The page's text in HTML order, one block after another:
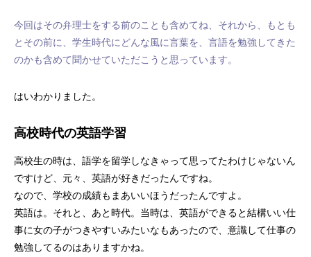
今回はその弁理士をする前のことも含めてね、それから、もとも
とその前に、学生時代にどんな風に言葉を、言語を勉強してきた
のかも含めて聞かせていただこうと思っています。
はいわかりました。
高校時代の英語学習
高校生の時は、語学を留学しなきゃって思ってたわけじゃないん
ですけど、元々、英語が好きだったんですね。
なので、学校の成績もまあいいほうだったんですよ。
英語は。それと、あと時代。当時は、英語ができると結構いい仕
事に女の子がつきやすいみたいなもあったので、意識して仕事の
勉強してるのはありますかね。